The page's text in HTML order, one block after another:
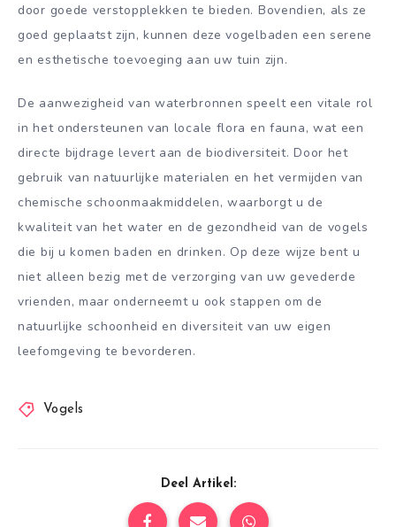
door goede verstopplekken te bieden. Bovendien, als ze
goed geplaatst zijn, kunnen deze vogelbaden een serene
en esthetische toevoeging aan uw tuin zijn.
De aanwezigheid van waterbronnen speelt een vitale rol
in het ondersteunen van locale flora en fauna, wat een
directe bijdrage levert aan de biodiversiteit. Door het
gebruik van natuurlijke materialen en het vermijden van
chemische schoonmaakmiddelen, waarborgt u de
kwaliteit van het water en de gezondheid van de vogels
die bij u komen baden en drinken. Op deze wijze bent u
niet alleen bezig met de verzorging van uw gevederde
vrienden, maar onderneemt u ook stappen om de
natuurlijke schoonheid en diversiteit van uw eigen
leefomgeving te bevorderen.
Vogels
Deel Artikel: